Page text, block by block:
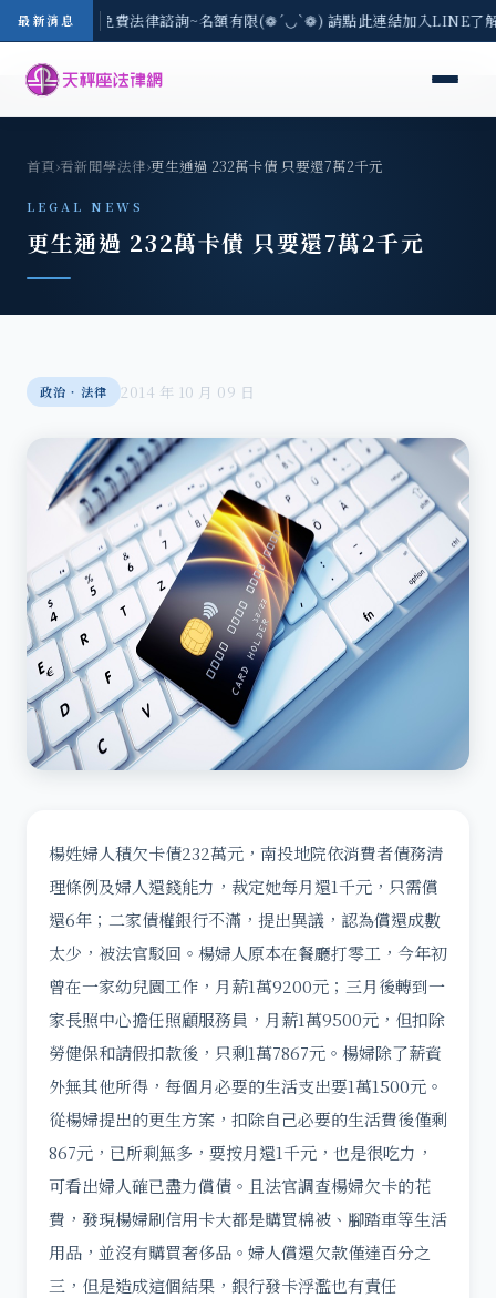
最新消息
8/3(一) 現場免費法律諮詢~名額有限(❁´◡`❁) 請點此連結加入LINE
首頁›看新聞學法律›更生通過 232萬卡債 只要還7萬2千元
LEGAL NEWS
更生通過 232萬卡債 只要還7萬2千元
政治‧法律 2014 年 10 月 09 日
楊姓婦人積欠卡債232萬元，南投地院依消費者債務清
理條例及婦人還錢能力，裁定她每月還1千元，只需償
還6年；二家債權銀行不滿，提出異議，認為償還成數
太少，被法官駁回。楊婦人原本在餐廳打零工，今年初
曾在一家幼兒園工作，月薪1萬9200元；三月後轉到一
家長照中心擔任照顧服務員，月薪1萬9500元，但扣除
勞健保和請假扣款後，只剩1萬7867元。楊婦除了薪資
外無其他所得，每個月必要的生活支出要1萬1500元。
從楊婦提出的更生方案，扣除自己必要的生活費後僅剩
867元，已所剩無多，要按月還1千元，也是很吃力，
可看出婦人確已盡力償債。且法官調查楊婦欠卡的花
費，發現楊婦刷信用卡大都是購買棉被、腳踏車等生活
用品，並沒有購買奢侈品。婦人償還欠款僅達百分之
三，但是造成這個結果，銀行發卡浮濫也有責任